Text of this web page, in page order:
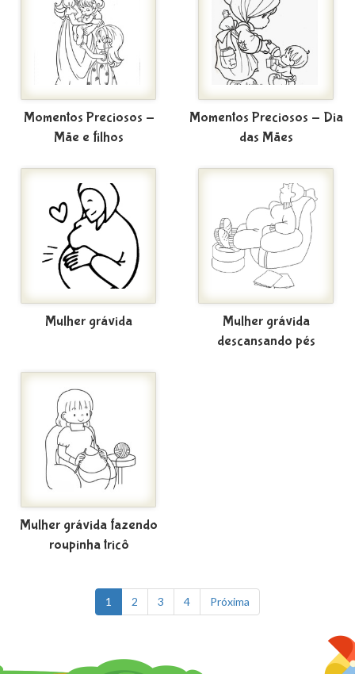
Momentos Preciosos -
Mãe e filhos
Momentos Preciosos - Dia
das Mães
Mulher grávida
Mulher grávida
descansando pés
Mulher grávida fazendo
roupinha tricô
1 2 3 4 Próxima